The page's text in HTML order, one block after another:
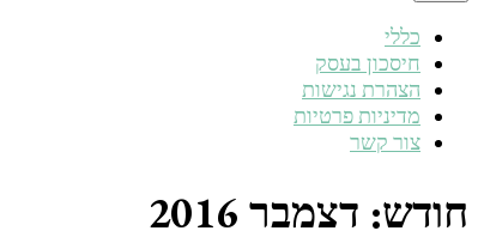
כללי
חיסכון בעסק
הצהרת נגישות
מדיניות פרטיות
צור קשר
חודש: דצמבר 2016